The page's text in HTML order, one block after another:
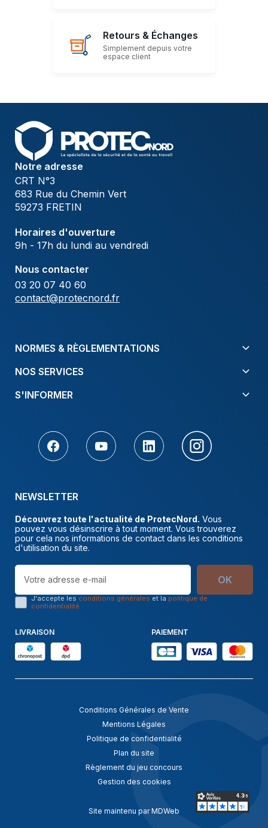
Retours & Échanges
Simplement depuis votre
espace client
Notre adresse
CRT N°3
683 Rue du Chemin Vert
59273 FRETIN
Horaires d'ouverture
9h - 17h du lundi au vendredi
Nous contacter
03 20 07 40 60
contact@protecnord.fr
NORMES & RÈGLEMENTATIONS
NOS SERVICES
S'INFORMER
NEWSLETTER
Découvrez toute l'actualité de ProtecNord. Vous
pouvez vous désinscrire à tout moment. Vous trouverez
pour cela nos informations de contact dans les conditions
d'utilisation du site.
OK
J'accepte les conditions générales et la politique de
confidentialité
LIVRAISON PAIEMENT
Conditions Générales de Vente
Mentions Légales
Politique de confidentialité
Plan du site
Règlement du jeu concours
Gestion des cookies
Site maintenu par MDWeb